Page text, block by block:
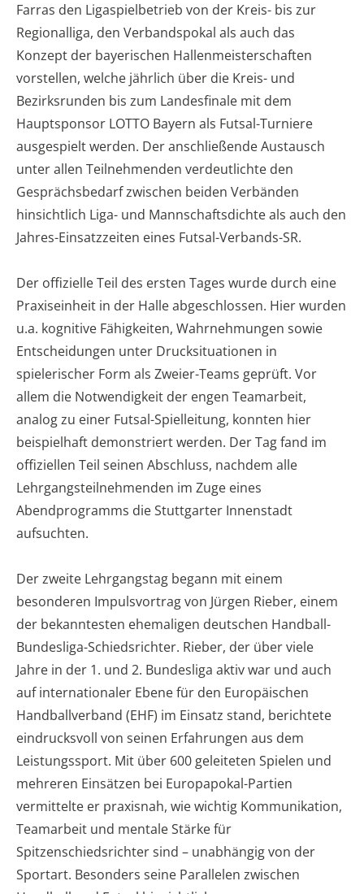
Farras den Ligaspielbetrieb von der Kreis- bis zur
Regionalliga, den Verbandspokal als auch das
Konzept der bayerischen Hallenmeisterschaften
vorstellen, welche jährlich über die Kreis- und
Bezirksrunden bis zum Landesfinale mit dem
Hauptsponsor LOTTO Bayern als Futsal-Turniere
ausgespielt werden. Der anschließende Austausch
unter allen Teilnehmenden verdeutlichte den
Gesprächsbedarf zwischen beiden Verbänden
hinsichtlich Liga- und Mannschaftsdichte als auch den
Jahres-Einsatzzeiten eines Futsal-Verbands-SR.
Der offizielle Teil des ersten Tages wurde durch eine
Praxiseinheit in der Halle abgeschlossen. Hier wurden
u.a. kognitive Fähigkeiten, Wahrnehmungen sowie
Entscheidungen unter Drucksituationen in
spielerischer Form als Zweier-Teams geprüft. Vor
allem die Notwendigkeit der engen Teamarbeit,
analog zu einer Futsal-Spielleitung, konnten hier
beispielhaft demonstriert werden. Der Tag fand im
offiziellen Teil seinen Abschluss, nachdem alle
Lehrgangsteilnehmenden im Zuge eines
Abendprogramms die Stuttgarter Innenstadt
aufsuchten.
Der zweite Lehrgangstag begann mit einem
besonderen Impulsvortrag von Jürgen Rieber, einem
der bekanntesten ehemaligen deutschen Handball-
Bundesliga-Schiedsrichter. Rieber, der über viele
Jahre in der 1. und 2. Bundesliga aktiv war und auch
auf internationaler Ebene für den Europäischen
Handballverband (EHF) im Einsatz stand, berichtete
eindrucksvoll von seinen Erfahrungen aus dem
Leistungssport. Mit über 600 geleiteten Spielen und
mehreren Einsätzen bei Europapokal-Partien
vermittelte er praxisnah, wie wichtig Kommunikation,
Teamarbeit und mentale Stärke für
Spitzenschiedsrichter sind – unabhängig von der
Sportart. Besonders seine Parallelen zwischen